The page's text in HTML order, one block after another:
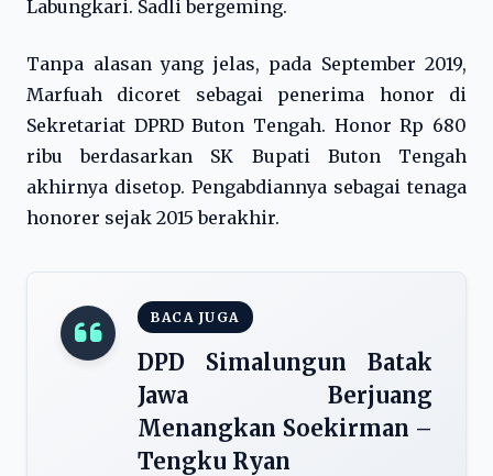
Labungkari. Sadli bergeming.
Tanpa alasan yang jelas, pada September 2019,
Marfuah dicoret sebagai penerima honor di
Sekretariat DPRD Buton Tengah. Honor Rp 680
ribu berdasarkan SK Bupati Buton Tengah
akhirnya disetop. Pengabdiannya sebagai tenaga
honorer sejak 2015 berakhir.
BACA JUGA
DPD Simalungun Batak
Jawa Berjuang
Menangkan Soekirman –
Tengku Ryan